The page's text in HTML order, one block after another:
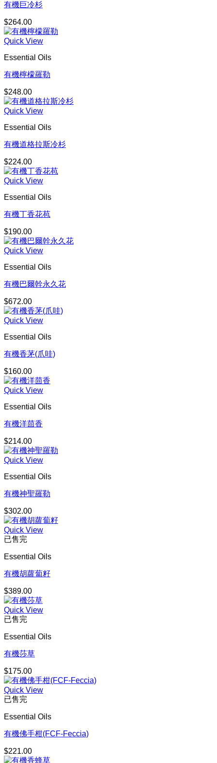
有機巨冷杉
$264.00
Quick View
Essential Oils
有機檸檬羅勒
$248.00
Quick View
Essential Oils
有機道格拉斯冷杉
$224.00
Quick View
Essential Oils
有機丁香花苞
$190.00
Quick View
Essential Oils
有機巴爾幹永久花
$672.00
Quick View
Essential Oils
有機香茅(爪哇)
$160.00
Quick View
Essential Oils
有機洋茴香
$214.00
Quick View
Essential Oils
有機神聖羅勒
$302.00
Quick View
已售完
Essential Oils
有機胡蘿蔔籽
$389.00
Quick View
已售完
Essential Oils
有機莎草
$175.00
Quick View
已售完
Essential Oils
有機佛手柑(FCF-Feccia)
$221.00